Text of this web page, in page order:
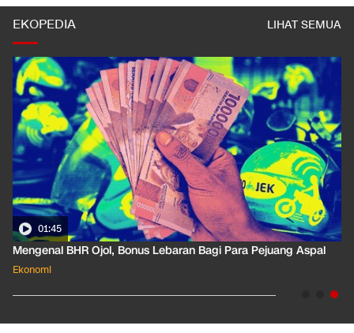
EKOPEDIA LIHAT SEMUA
01:35
Pahami Dampak Kenaikan Suku Bunga Acuan ke Cicilan KPR
Ekonomi